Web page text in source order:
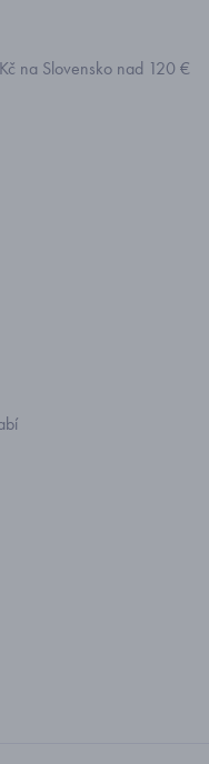
na Slovensko nad 120 €